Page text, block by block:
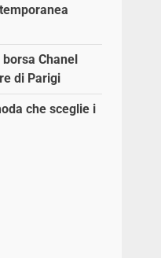
Chanel
di Parigi
che sceglie i